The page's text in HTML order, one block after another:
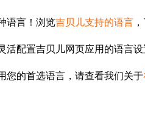
语言！浏览吉贝儿支持的语言
配置吉贝儿网页应用的语言设
您的首选语言，请查看我们关于